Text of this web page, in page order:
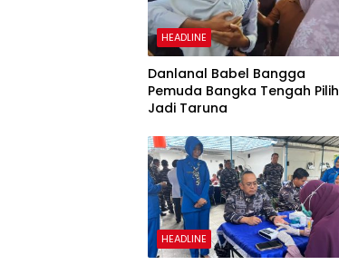
HEADLINE
Danlanal Babel Bangga
Pemuda Bangka Tengah Pilih
Jadi Taruna
HEADLINE